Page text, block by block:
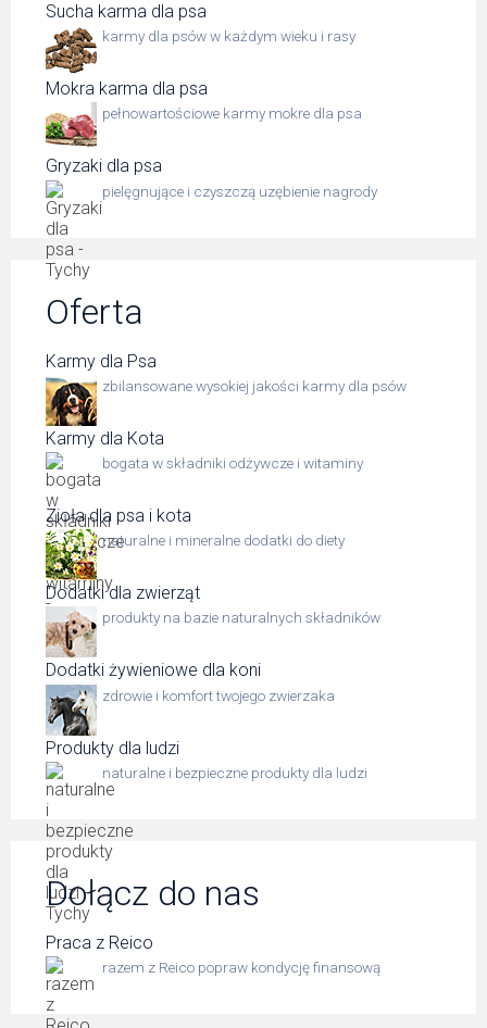
Sucha karma dla psa
karmy dla psów w każdym wieku i rasy
Mokra karma dla psa
pełnowartościowe karmy mokre dla psa
Gryzaki dla psa
pielęgnujące i czyszczą uzębienie nagrody
Oferta
Karmy dla Psa
zbilansowane wysokiej jakości karmy dla psów
Karmy dla Kota
bogata w składniki odżywcze i witaminy
Zioła dla psa i kota
naturalne i mineralne dodatki do diety
Dodatki dla zwierząt
produkty na bazie naturalnych składników
Dodatki żywieniowe dla koni
zdrowie i komfort twojego zwierzaka
Produkty dla ludzi
naturalne i bezpieczne produkty dla ludzi
Dołącz do nas
Praca z Reico
razem z Reico popraw kondycję finansową